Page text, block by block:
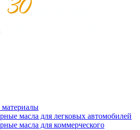
масла для легковых автомобилей
масла для коммерческого